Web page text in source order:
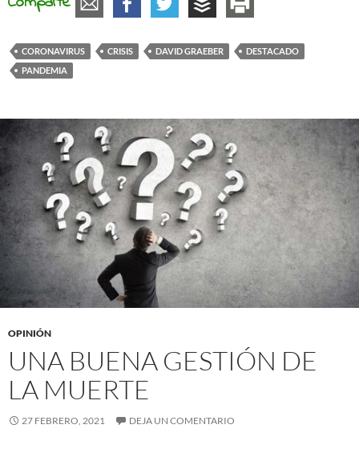
CORONAVIRUS CRISIS DAVID GRAEBER
DESTACADO
PANDEMIA
OPINIÓN
UNA BUENA GESTIÓN DE
LA MUERTE
27 FEBRERO, 2021 DEJA UN COMENTARIO